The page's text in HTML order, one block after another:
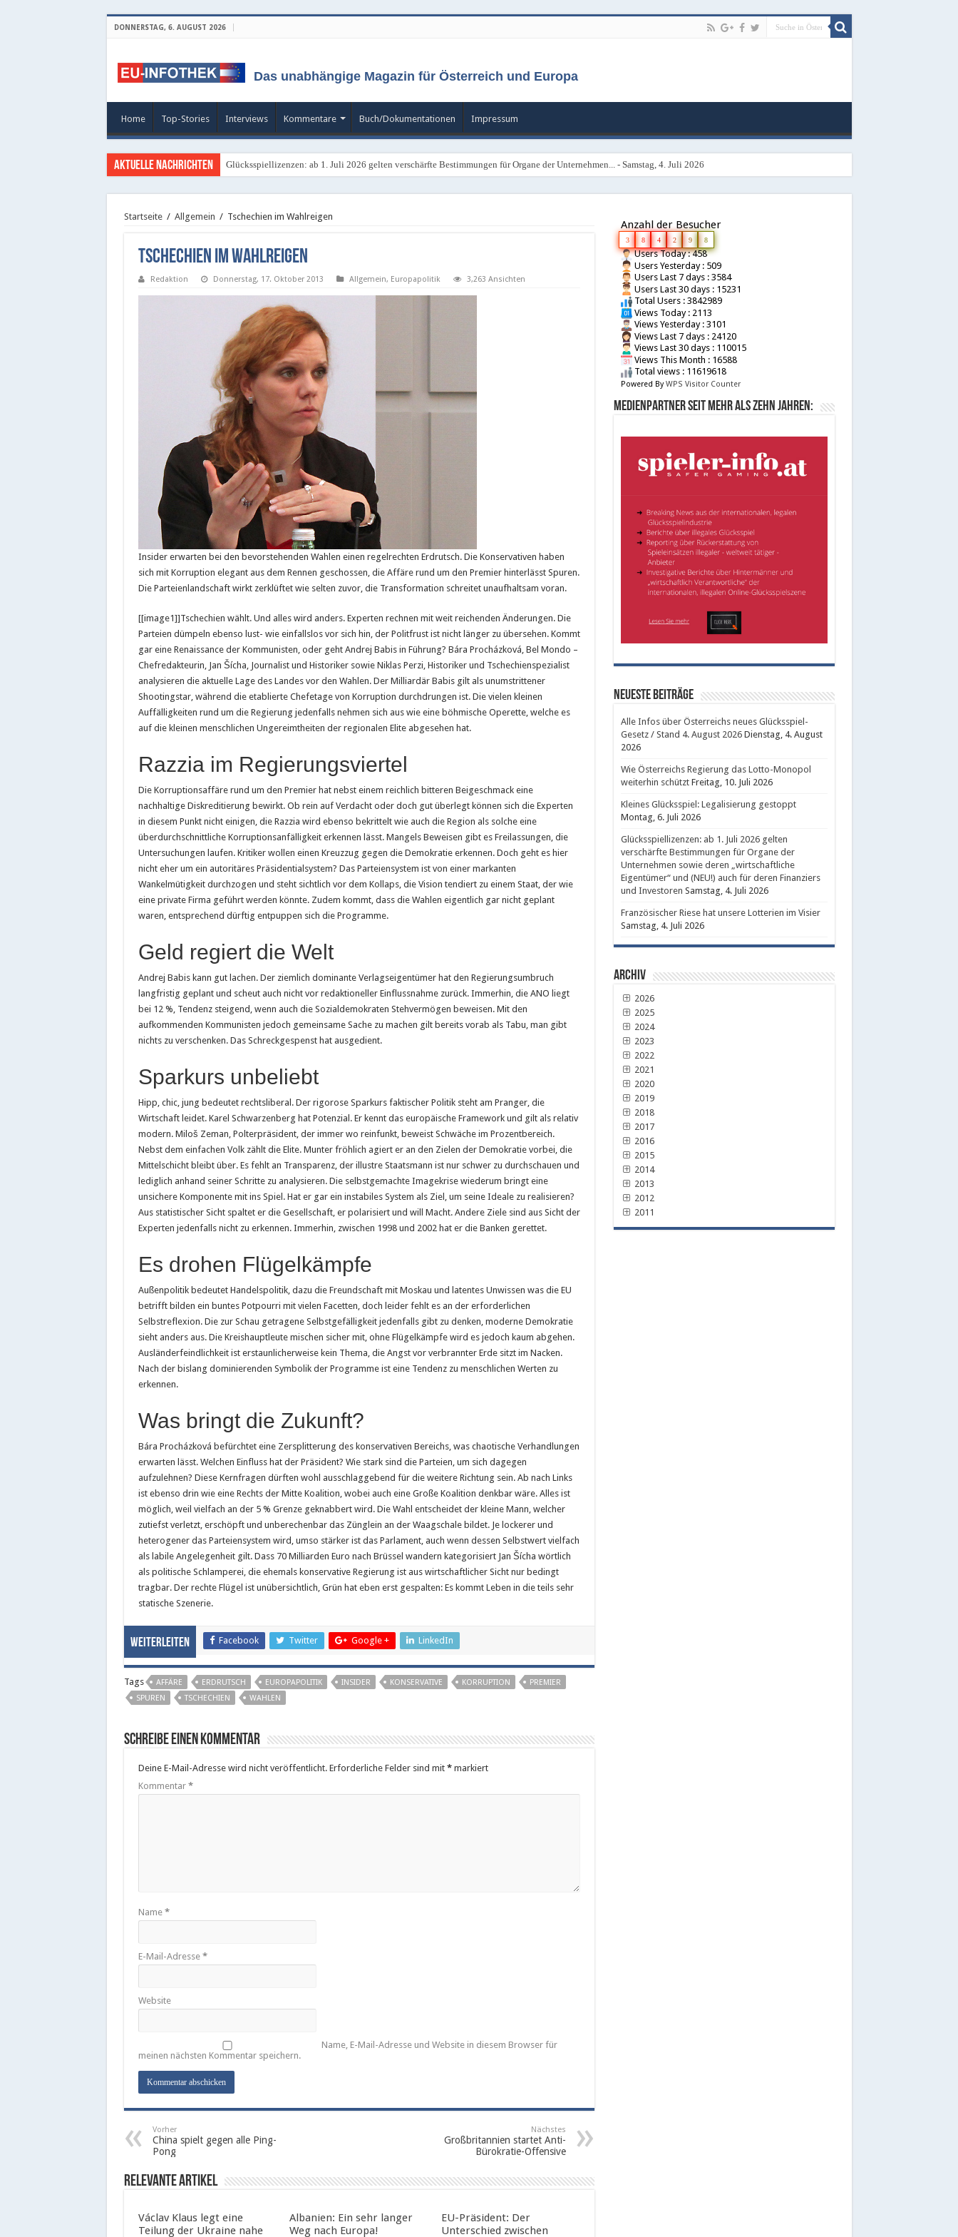
DONNERSTAG, 6. AUGUST 2026
Das unabhängige Magazin für Österreich und Europa
Home Top-Stories Interviews Kommentare Buch/Dokumentationen Impressum
Aktuelle Nachrichten Glücksspiellizenzen: ab 1. Juli 2026 gelten verschärfte Bestimmungen für Organe der Unternehmen... - Samstag, 4. Juli 2026
Startseite / Allgemein / Tschechien im Wahlreigen
Tschechien im Wahlreigen
Redaktion Donnerstag, 17. Oktober 2013 Allgemein, Europapolitik 3,263 Ansichten
Insider erwarten bei den bevorstehenden Wahlen einen regelrechten Erdrutsch. Die Konservativen haben
sich mit Korruption elegant aus dem Rennen geschossen, die Affäre rund um den Premier hinterlässt Spuren.
Die Parteienlandschaft wirkt zerklüftet wie selten zuvor, die Transformation schreitet unaufhaltsam voran.
[[image1]]Tschechien wählt. Und alles wird anders. Experten rechnen mit weit reichenden Änderungen. Die
Parteien dümpeln ebenso lust- wie einfallslos vor sich hin, der Politfrust ist nicht länger zu übersehen. Kommt
gar eine Renaissance der Kommunisten, oder geht Andrej Babis in Führung? Bára Procházková, Bel Mondo –
Chefredakteurin, Jan Šícha, Journalist und Historiker sowie Niklas Perzi, Historiker und Tschechienspezialist
analysieren die aktuelle Lage des Landes vor den Wahlen. Der Milliardär Babis gilt als unumstrittener
Shootingstar, während die etablierte Chefetage von Korruption durchdrungen ist. Die vielen kleinen
Auffälligkeiten rund um die Regierung jedenfalls nehmen sich aus wie eine böhmische Operette, welche es
auf die kleinen menschlichen Ungereimtheiten der regionalen Elite abgesehen hat.
Razzia im Regierungsviertel
Die Korruptionsaffäre rund um den Premier hat nebst einem reichlich bitteren Beigeschmack eine
nachhaltige Diskreditierung bewirkt. Ob rein auf Verdacht oder doch gut überlegt können sich die Experten
in diesem Punkt nicht einigen, die Razzia wird ebenso bekrittelt wie auch die Region als solche eine
überdurchschnittliche Korruptionsanfälligkeit erkennen lässt. Mangels Beweisen gibt es Freilassungen, die
Untersuchungen laufen. Kritiker wollen einen Kreuzzug gegen die Demokratie erkennen. Doch geht es hier
nicht eher um ein autoritäres Präsidentialsystem? Das Parteiensystem ist von einer markanten
Wankelmütigkeit durchzogen und steht sichtlich vor dem Kollaps, die Vision tendiert zu einem Staat, der wie
eine private Firma geführt werden könnte. Zudem kommt, dass die Wahlen eigentlich gar nicht geplant
waren, entsprechend dürftig entpuppen sich die Programme.
Geld regiert die Welt
Andrej Babis kann gut lachen. Der ziemlich dominante Verlagseigentümer hat den Regierungsumbruch
langfristig geplant und scheut auch nicht vor redaktioneller Einflussnahme zurück. Immerhin, die ANO liegt
bei 12 %, Tendenz steigend, wenn auch die Sozialdemokraten Stehvermögen beweisen. Mit den
aufkommenden Kommunisten jedoch gemeinsame Sache zu machen gilt bereits vorab als Tabu, man gibt
nichts zu verschenken. Das Schreckgespenst hat ausgedient.
Sparkurs unbeliebt
Hipp, chic, jung bedeutet rechtsliberal. Der rigorose Sparkurs faktischer Politik steht am Pranger, die
Wirtschaft leidet. Karel Schwarzenberg hat Potenzial. Er kennt das europäische Framework und gilt als relativ
modern. Miloš Zeman, Polterpräsident, der immer wo reinfunkt, beweist Schwäche im Prozentbereich.
Nebst dem einfachen Volk zählt die Elite. Munter fröhlich agiert er an den Zielen der Demokratie vorbei, die
Mittelschicht bleibt über. Es fehlt an Transparenz, der illustre Staatsmann ist nur schwer zu durchschauen und
lediglich anhand seiner Schritte zu analysieren. Die selbstgemachte Imagekrise wiederum bringt eine
unsichere Komponente mit ins Spiel. Hat er gar ein instabiles System als Ziel, um seine Ideale zu realisieren?
Aus statistischer Sicht spaltet er die Gesellschaft, er polarisiert und will Macht. Andere Ziele sind aus Sicht der
Experten jedenfalls nicht zu erkennen. Immerhin, zwischen 1998 und 2002 hat er die Banken gerettet.
Es drohen Flügelkämpfe
Außenpolitik bedeutet Handelspolitik, dazu die Freundschaft mit Moskau und latentes Unwissen was die EU
betrifft bilden ein buntes Potpourri mit vielen Facetten, doch leider fehlt es an der erforderlichen
Selbstreflexion. Die zur Schau getragene Selbstgefälligkeit jedenfalls gibt zu denken, moderne Demokratie
sieht anders aus. Die Kreishauptleute mischen sicher mit, ohne Flügelkämpfe wird es jedoch kaum abgehen.
Ausländerfeindlichkeit ist erstaunlicherweise kein Thema, die Angst vor verbrannter Erde sitzt im Nacken.
Nach der bislang dominierenden Symbolik der Programme ist eine Tendenz zu menschlichen Werten zu
erkennen.
Was bringt die Zukunft?
Bára Procházková befürchtet eine Zersplitterung des konservativen Bereichs, was chaotische Verhandlungen
erwarten lässt. Welchen Einfluss hat der Präsident? Wie stark sind die Parteien, um sich dagegen
aufzulehnen? Diese Kernfragen dürften wohl ausschlaggebend für die weitere Richtung sein. Ab nach Links
ist ebenso drin wie eine Rechts der Mitte Koalition, wobei auch eine Große Koalition denkbar wäre. Alles ist
möglich, weil vielfach an der 5 % Grenze geknabbert wird. Die Wahl entscheidet der kleine Mann, welcher
zutiefst verletzt, erschöpft und unberechenbar das Zünglein an der Waagschale bildet. Je lockerer und
heterogener das Parteiensystem wird, umso stärker ist das Parlament, auch wenn dessen Selbstwert vielfach
als labile Angelegenheit gilt. Dass 70 Milliarden Euro nach Brüssel wandern kategorisiert Jan Šícha wörtlich
als politische Schlamperei, die ehemals konservative Regierung ist aus wirtschaftlicher Sicht nur bedingt
tragbar. Der rechte Flügel ist unübersichtlich, Grün hat eben erst gespalten: Es kommt Leben in die teils sehr
statische Szenerie.
Weiterleiten Facebook Twitter Google + LinkedIn
Tags AFFÄRE ERDRUTSCH EUROPAPOLITIK INSIDER KONSERVATIVE KORRUPTION
PREMIER
SPUREN
TSCHECHIEN WAHLEN
Schreibe einen Kommentar
Deine E-Mail-Adresse wird nicht veröffentlicht. Erforderliche Felder sind mit *markiert
Kommentar *
Name *
E-Mail-Adresse *
Website
Name, E-Mail-Adresse und Website in diesem Browser für
meinen nächsten Kommentar speichern.
Vorher
China spielt gegen alle Ping-
Pong
Nächstes
Großbritannien startet Anti-
Bürokratie-Offensive
Relevante Artikel
Václav Klaus legt eine
Teilung der Ukraine nahe
Albanien: Ein sehr langer
Weg nach Europa!
EU-Präsident: Der
Unterschied zwischen
Anzahl der Besucher
3 8 4 2 9 8
Users Today : 458
Users Yesterday : 509
Users Last 7 days : 3584
Users Last 30 days : 15231
Total Users : 3842989
Views Today : 2113
Views Yesterday : 3101
Views Last 7 days : 24120
Views Last 30 days : 110015
Views This Month : 16588
Total views : 11619618
Powered By WPS Visitor Counter
Medienpartner seit mehr als zehn Jahren:
Neueste Beiträge
Alle Infos über Österreichs neues Glücksspiel-
Gesetz / Stand 4. August 2026 Dienstag, 4. August
2026
Wie Österreichs Regierung das Lotto-Monopol
weiterhin schützt Freitag, 10. Juli 2026
Kleines Glücksspiel: Legalisierung gestoppt
Montag, 6. Juli 2026
Glücksspiellizenzen: ab 1. Juli 2026 gelten
verschärfte Bestimmungen für Organe der
Unternehmen sowie deren „wirtschaftliche
Eigentümer“ und (NEU!) auch für deren Finanziers
und Investoren Samstag, 4. Juli 2026
Französischer Riese hat unsere Lotterien im Visier
Samstag, 4. Juli 2026
Archiv
2026
2025
2024
2023
2022
2021
2020
2019
2018
2017
2016
2015
2014
2013
2012
2011